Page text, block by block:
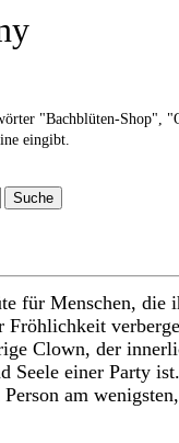
"Bachblüten-Shop",
eingibt.
für Menschen, die
Fröhlichkeit
Clown, der
Seele einer Party
am